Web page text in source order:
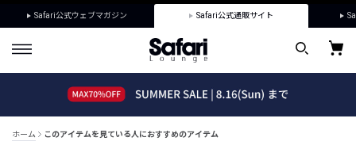
Safari公式ウェブマガジン Safari公式通販サイト
ホーム このアイテムを見ている人におすすめのアイテム